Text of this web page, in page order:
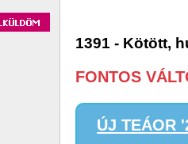
1391 - Kötött,
FONTOS
ÚJ TEÁOR